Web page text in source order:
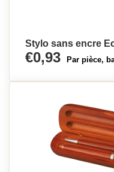
Stylo sans encre
€0,93 Par pièce,